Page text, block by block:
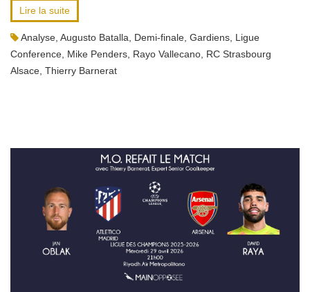
Lire la suite
Analyse Augusto Batalla Demi-finale Gardiens Ligue
Conference Mike Penders Rayo Vallecano RC Strasbourg
Alsace Thierry Barnerat